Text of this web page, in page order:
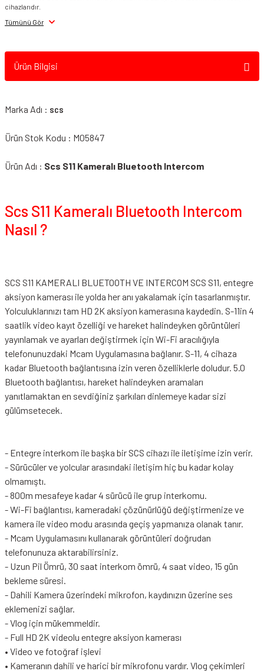
cihazlarıdır.
Tümünü Gör
Ürün Bilgisi
Marka Adı : SCS
Ürün Stok Kodu : M05847
Ürün Adı : Scs S11 Kameralı Bluetooth Intercom
Scs S11 Kameralı Bluetooth Intercom
Nasıl ?
SCS S11 KAMERALI BLUETOOTH VE INTERCOM SCS S11, entegre
aksiyon kamerası ile yolda her anı yakalamak için tasarlanmıştır.
Yolculuklarınızı tam HD 2K aksiyon kamerasına kaydedin. S-11in 4
saatlik video kayıt özelliği ve hareket halindeyken görüntüleri
yayınlamak ve ayarları değiştirmek için Wi-Fi aracılığıyla
telefonunuzdaki Mcam Uygulamasına bağlanır. S-11, 4 cihaza
kadar Bluetooth bağlantısına izin veren özelliklerle doludur. 5.0
Bluetooth bağlantısı, hareket halindeyken aramaları
yanıtlamaktan en sevdiğiniz şarkıları dinlemeye kadar sizi
gülümsetecek.
- Entegre interkom ile başka bir SCS cihazı ile iletişime izin verir.
- Sürücüler ve yolcular arasındaki iletişim hiç bu kadar kolay
olmamıştı.
- 800m mesafeye kadar 4 sürücü ile grup interkomu.
- Wi-Fi bağlantısı, kameradaki çözünürlüğü değiştirmenize ve
kamera ile video modu arasında geçiş yapmanıza olanak tanır.
- Mcam Uygulamasını kullanarak görüntüleri doğrudan
telefonunuza aktarabilirsiniz.
- Uzun Pil Ömrü, 30 saat interkom ömrü, 4 saat video, 15 gün
bekleme süresi.
- Dahili Kamera üzerindeki mikrofon, kaydınızın üzerine ses
eklemenizi sağlar.
- Vlog için mükemmeldir.
- Full HD 2K videolu entegre aksiyon kamerası
• Video ve fotoğraf işlevi
• Kameranın dahili ve harici bir mikrofonu vardır. Vlog çekimleri